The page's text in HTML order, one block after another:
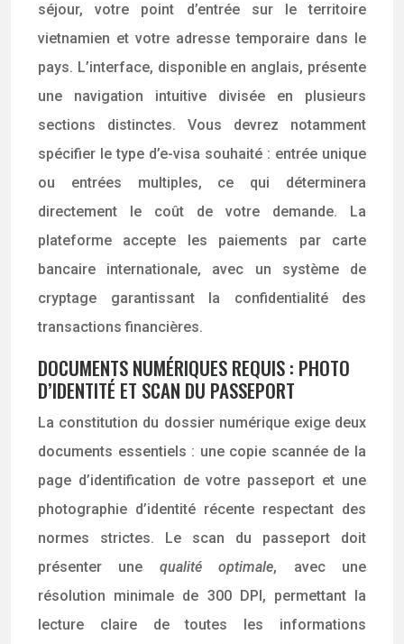
séjour, votre point d’entrée sur le territoire
vietnamien et votre adresse temporaire dans le
pays. L’interface, disponible en anglais, présente
une navigation intuitive divisée en plusieurs
sections distinctes. Vous devrez notamment
spécifier le type d’e-visa souhaité : entrée unique
ou entrées multiples, ce qui déterminera
directement le coût de votre demande. La
plateforme accepte les paiements par carte
bancaire internationale, avec un système de
cryptage garantissant la confidentialité des
transactions financières.
DOCUMENTS NUMÉRIQUES REQUIS : PHOTO
D’IDENTITÉ ET SCAN DU PASSEPORT
La constitution du dossier numérique exige deux
documents essentiels : une copie scannée de la
page d’identification de votre passeport et une
photographie d’identité récente respectant des
normes strictes. Le scan du passeport doit
présenter une qualité optimale, avec une
résolution minimale de 300 DPI, permettant la
lecture claire de toutes les informations